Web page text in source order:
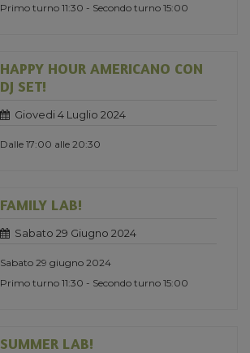
Primo turno 11:30 - Secondo turno 15:00
HAPPY HOUR AMERICANO CON
DJ SET!
Giovedi 4 Luglio 2024
Dalle 17:00 alle 20:30
FAMILY LAB!
Sabato 29 Giugno 2024
Sabato 29 giugno 2024
Primo turno 11:30 - Secondo turno 15:00
SUMMER LAB!